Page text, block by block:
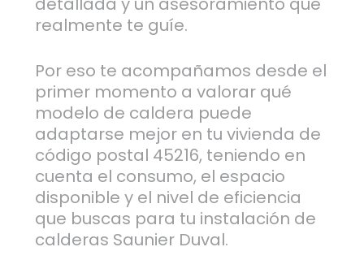
realmente te guíe.
Por eso te acompañamos desde el
primer momento a valorar qué
modelo de caldera puede
adaptarse mejor en tu vivienda de
código postal 45216, teniendo en
cuenta el consumo, el espacio
disponible y el nivel de eficiencia
que buscas para tu instalación de
calderas Saunier Duval.